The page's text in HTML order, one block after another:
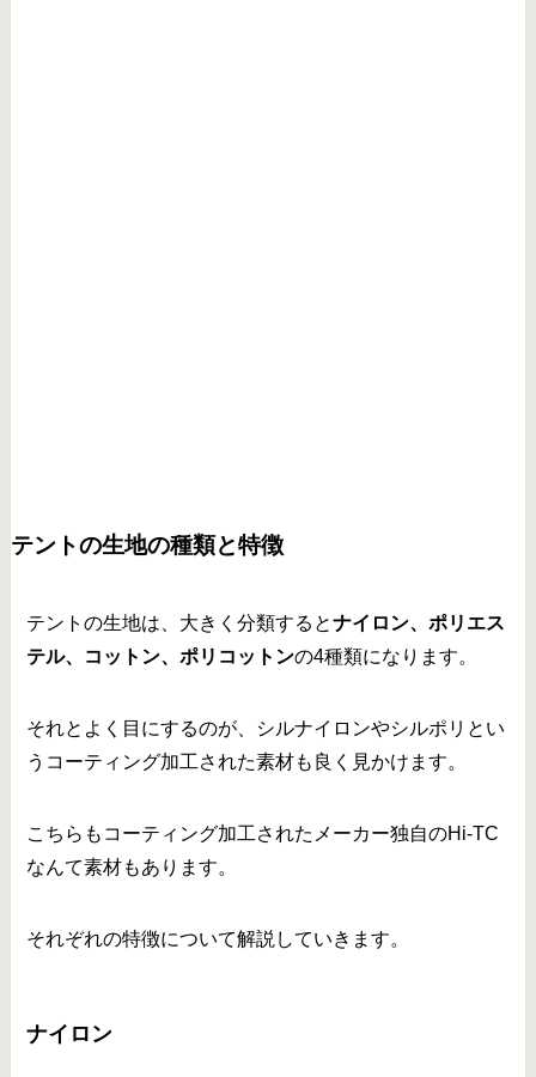
テントの生地の種類と特徴
テントの生地は、大きく分類するとナイロン、ポリエス
テル、コットン、ポリコットンの4種類になります。
それとよく目にするのが、シルナイロンやシルポリとい
うコーティング加工された素材も良く見かけます。
こちらもコーティング加工されたメーカー独自のHi-TC
なんて素材もあります。
それぞれの特徴について解説していきます。
ナイロン